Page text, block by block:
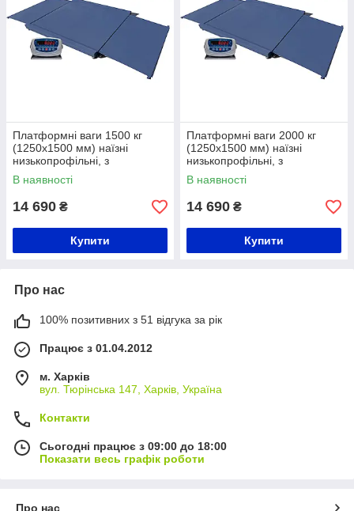
Платформні ваги 1500 кг
(1250х1500 мм) наїзні
низькопрофільні, з
розбірними пандусами
В наявності
14 690 ₴
Купити
Платформні ваги 2000 кг
(1250х1500 мм) наїзні
низькопрофільні, з
розбірними пандусами
В наявності
14 690 ₴
Купити
Про нас
100% позитивних з 51 відгука за рік
Працює з 01.04.2012
м. Харків
вул. Тюрінська 147, Харків, Україна
Контакти
Сьогодні працює з 09:00 до 18:00
Показати весь графік роботи
Про нас